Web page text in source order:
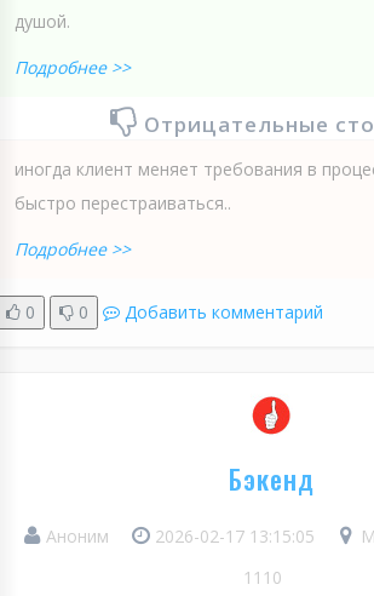
душой.
Подробнее >>
Отрицательные
иногда клиент меняет требования в
быстро перестраиваться..
Подробнее >>
0 0 Добавить комментарий
Бэкенд
Аноним 2026-02-17 13:15:05
1110